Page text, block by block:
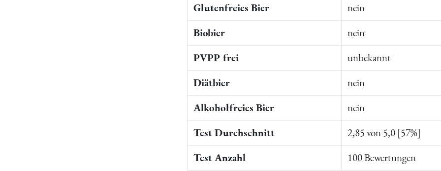
Glutenfreies Bier
nein
Biobier
nein
PVPP frei
unbekannt
Diätbier
nein
Alkoholfreies Bier
nein
Test Durchschnitt
2,85 von 5,0 [57%]
Test Anzahl
100 Bewertungen